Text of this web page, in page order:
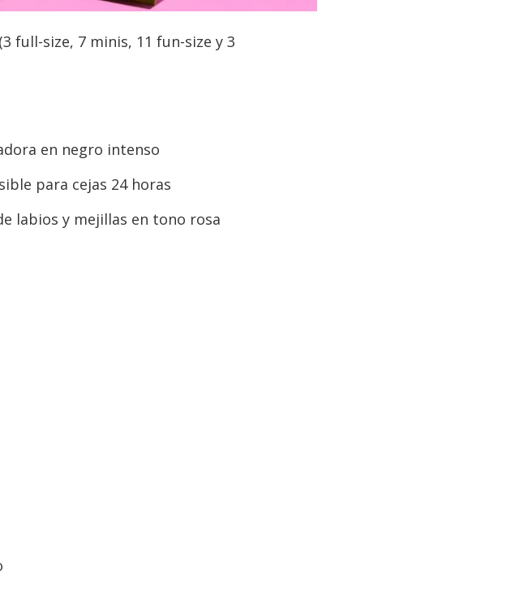
full-size, 7 minis, 11 fun-size y 3
en negro intenso
para cejas 24 horas
labios y mejillas en tono rosa